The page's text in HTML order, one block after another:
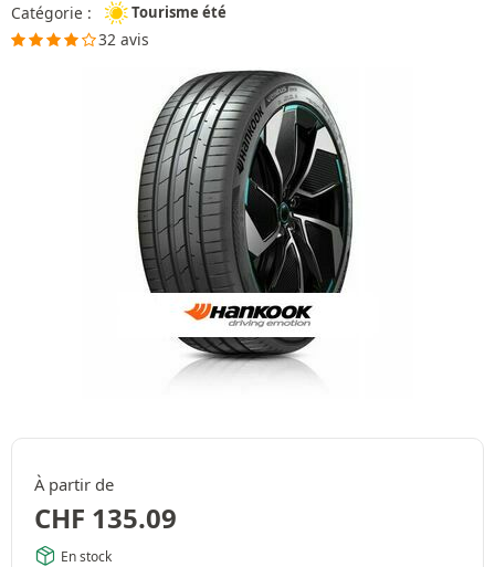
Catégorie : Tourisme été
32 avis
À partir de
CHF 135.09
En stock